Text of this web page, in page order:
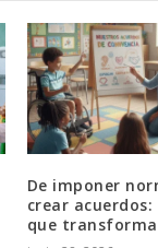
De imponer
crear
que